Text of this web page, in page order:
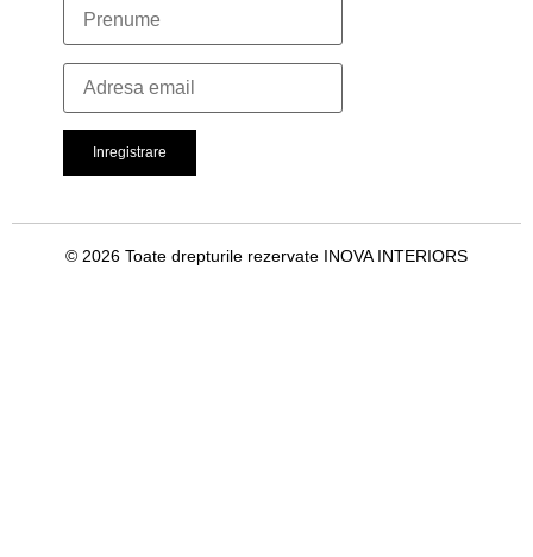
© 2026 Toate drepturile rezervate INOVA INTERIORS